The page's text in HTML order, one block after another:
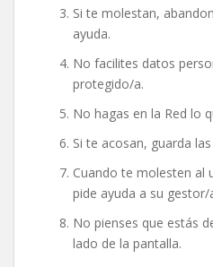
Si te molestan,
ayuda.
No facilites datos
protegido/a.
No hagas en la Red lo
Si te acosan, guarda
Cuando te molesten al
pide ayuda a su gestor/
No pienses que estás
lado de la pantalla.